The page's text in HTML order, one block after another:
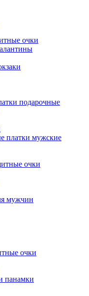
очки
подарочные
платки мужские
очки
мужчин
очки
панамки